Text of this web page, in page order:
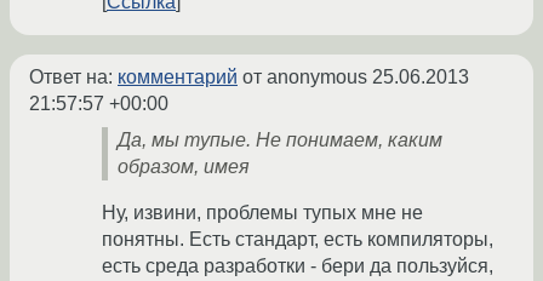
Ответ на: комментарий от anonymous 25.06.2013
21:57:57 +00:00
Да, мы тупые. Не понимаем, каким
образом, имея
Ну, извини, проблемы тупых мне не
понятны. Есть стандарт, есть компиляторы,
есть среда разработки - бери да пользуйся,